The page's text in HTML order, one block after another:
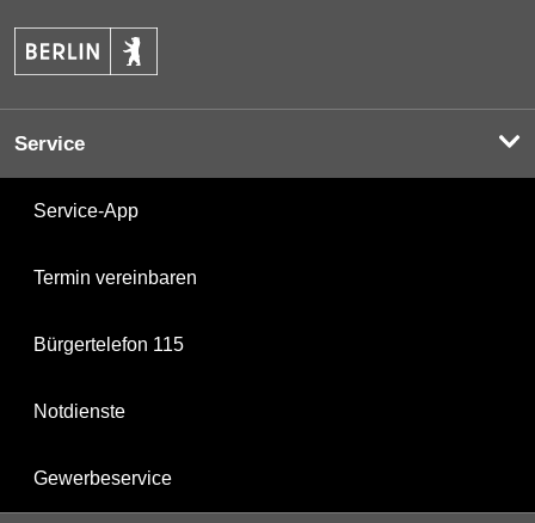
Service
Service-App
Termin vereinbaren
Bürgertelefon 115
Notdienste
Gewerbeservice